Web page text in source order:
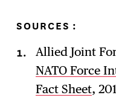
SOURCES :
Allied Joint
NATO Force
Fact Sheet,